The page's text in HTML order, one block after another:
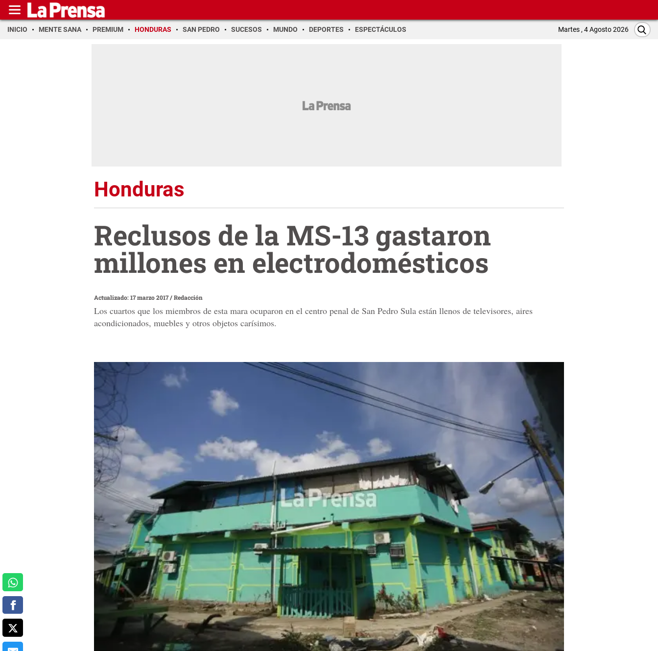
INICIO MENTE SANA PREMIUM HONDURAS SAN PEDRO SUCESOS MUNDO DEPORTES ESPECTÁCULOS Martes , 4 Agosto 2026
Honduras
Reclusos de la MS-13 gastaron
millones en electrodomésticos
Actualizado: 17 marzo 2017/Redacción
Los cuartos que los miembros de esta mara ocuparon en el centro penal de San Pedro Sula están llenos de televisores, aires
acondicionados, muebles y otros objetos carísimos.